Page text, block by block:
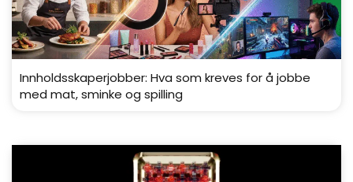
Innholdsskaperjobber: Hva som kreves for å jobbe
med mat, sminke og spilling